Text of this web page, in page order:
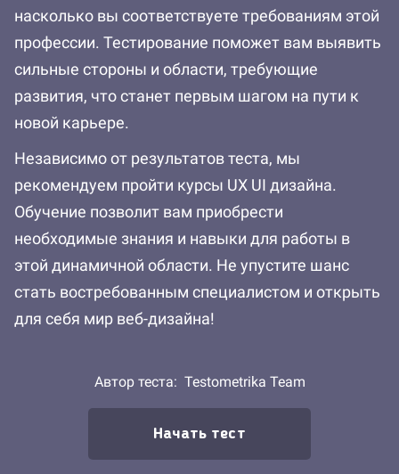
насколько вы соответствуете требованиям этой
профессии. Тестирование поможет вам выявить
сильные стороны и области, требующие
развития, что станет первым шагом на пути к
новой карьере.
Независимо от результатов теста, мы
рекомендуем пройти курсы UX UI дизайна.
Обучение позволит вам приобрести
необходимые знания и навыки для работы в
этой динамичной области. Не упустите шанс
стать востребованным специалистом и открыть
для себя мир веб-дизайна!
Автор теста: Testometrika Team
Начать тест